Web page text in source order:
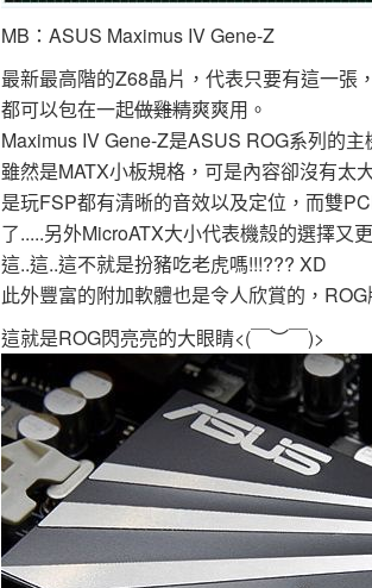
MB：ASUS Maximus IV Gene-Z
最新最高階的Z68晶片，代表只要有這一張
都可以包在一起做雞精爽爽用。
Maximus IV Gene-Z是ASUS ROG系列的
雖然是MATX小板規格，可是內容卻沒有太
是玩FSP都有清晰的音效以及定位，而雙
了.....另外MicroATX大小代表機殼的選擇又
這..這..這不就是扮豬吃老虎嗎!!!??? XD
此外豐富的附加軟體也是令人欣賞的，
這就是ROG閃亮亮的大眼睛<(￣︶￣)>